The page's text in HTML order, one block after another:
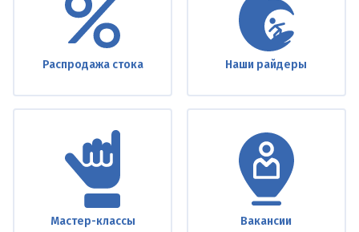
Распродажа стока Наши райдеры
Мастер-классы Вакансии